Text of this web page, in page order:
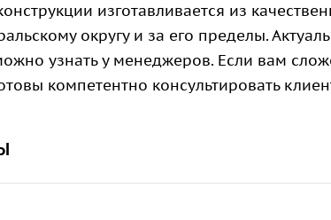
изготавливается из
округу и за его пределы.
узнать у менеджеров. Если вам
компетентно консультировать